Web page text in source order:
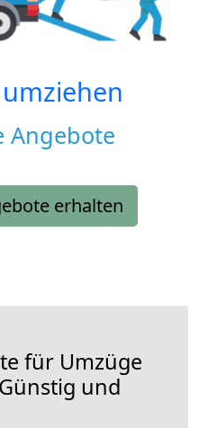
Angebote
erhalten
für Umzüge
und